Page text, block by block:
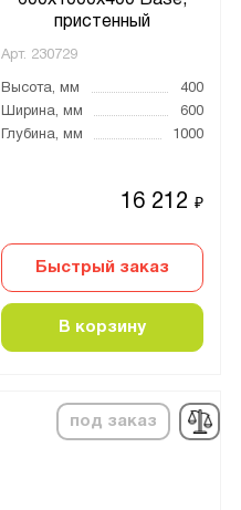
пристенный
Арт. 230729
Высота, мм
400
Ширина, мм
600
Глубина, мм
1000
16 212₽
Быстрый заказ
В корзину
под заказ